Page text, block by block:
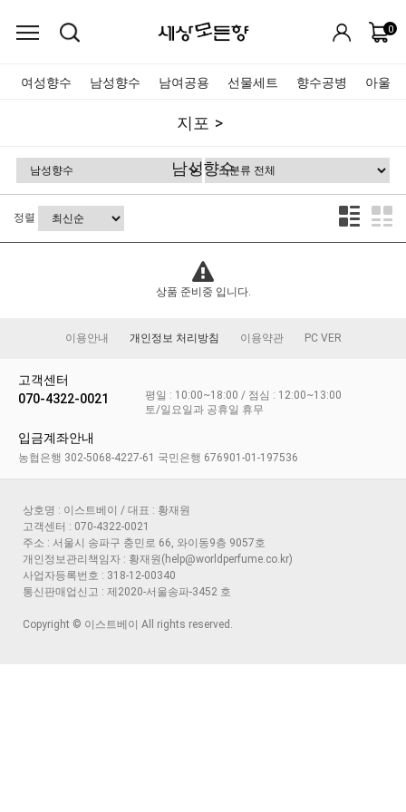
0
여성향수 남성향수 남여공용 선물세트 향수공병 아울렛
지포
남성향수
정렬
상품 준비중 입니다.
이용안내 개인정보 처리방침 이용약관 PC VER
고객센터
070-4322-0021
평일 : 10:00~18:00 / 점심 : 12:00~13:00
토/일요일과 공휴일 휴무
입금계좌안내
농협은행 302-5068-4227-61 국민은행 676901-01-197536
상호명 : 이스트베이 / 대표 : 황재원
고객센터 : 070-4322-0021
주소 : 서울시 송파구 충민로 66, 와이동9층 9057호
개인정보관리책임자 : 황재원(help@worldperfume.co.kr)
사업자등록번호 : 318-12-00340
통신판매업신고 : 제2020-서울송파-3452 호
Copyright © 이스트베이 All rights reserved.